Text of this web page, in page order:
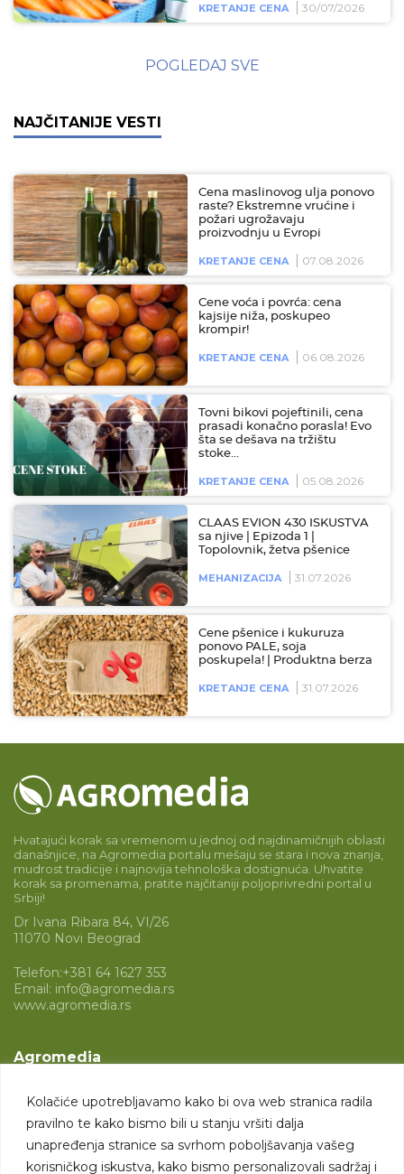
Kolačiće upotrebljavamo kako bi ova web stranica radila
pravilno te kako bismo bili u stanju vršiti dalja
unapređenja stranice sa svrhom poboljšavanja vašeg
korisničkog iskustva, kako bismo personalizovali sadržaj i
KRETANJE CENA 30/07/2026
POGLEDAJ SVE
NAJČITANIJE VESTI
Cena maslinovog ulja ponovo
raste? Ekstremne vrućine i
požari ugrožavaju
proizvodnju u Evropi
KRETANJE CENA 07.08.2026
Cene voća i povrća: cena
kajsije niža, poskupeo
krompir!
KRETANJE CENA 06.08.2026
Tovni bikovi pojeftinili, cena
prasadi konačno porasla! Evo
šta se dešava na tržištu
stoke…
KRETANJE CENA 05.08.2026
CLAAS EVION 430 ISKUSTVA
sa njive | Epizoda 1 |
Topolovnik, žetva pšenice
MEHANIZACIJA 31.07.2026
Cene pšenice i kukuruza
ponovo PALE, soja
poskupela! | Produktna berza
KRETANJE CENA 31.07.2026
Hvatajući korak sa vremenom u jednoj od najdinamičnijih oblasti
današnjice, na Agromedia portalu mešaju se stara i nova znanja,
mudrost tradicije i najnovija tehnološka dostignuća. Uhvatite
korak sa promenama, pratite najčitaniji poljoprivredni portal u
Srbiji!
Dr Ivana Ribara 84, VI/26
11070 Novi Beograd
Telefon:+381 64 1627 353
Email: info@agromedia.rs
www.agromedia.rs
Agromedia
Svet poljoprivrede
Marketing usluge